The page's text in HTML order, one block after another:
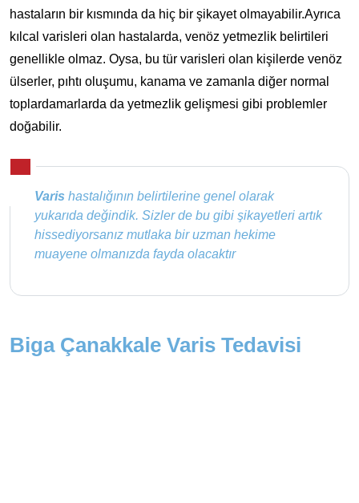
hastaların bir kısmında da hiç bir şikayet olmayabilir.Ayrıca
kılcal varisleri olan hastalarda, venöz yetmezlik belirtileri
genellikle olmaz. Oysa, bu tür varisleri olan kişilerde venöz
ülserler, pıhtı oluşumu, kanama ve zamanla diğer normal
toplardamarlarda da yetmezlik gelişmesi gibi problemler
doğabilir.
Varis hastalığının belirtilerine genel olarak
yukarıda değindik. Sizler de bu gibi şikayetleri artık
hissediyorsanız mutlaka bir uzman hekime
muayene olmanızda fayda olacaktır
Biga Çanakkale Varis Tedavisi